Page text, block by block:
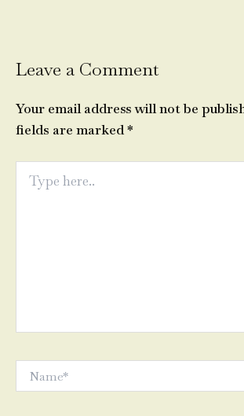
Leave a Comment
Your email address will not be
fields are marked*
here..